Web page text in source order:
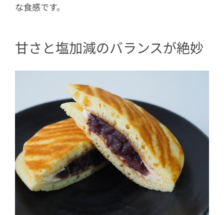
な食感です。
甘さと塩加減のバランスが絶妙